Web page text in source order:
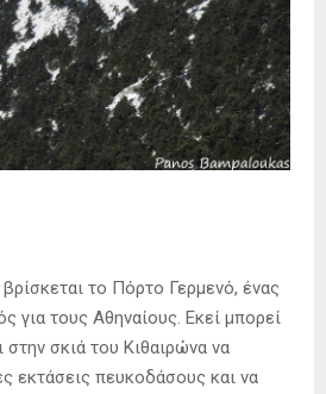
το Πόρτο Γερμενό, ένας
για τους Αθηναίους. Εκεί μπορεί
στην σκιά του Κιθαιρώνα να
εκτάσεις πευκοδάσους και να